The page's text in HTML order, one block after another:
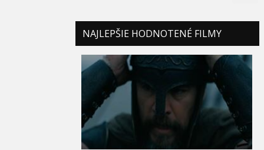
NAJLEPŠIE HODNOTENÉ FILMY